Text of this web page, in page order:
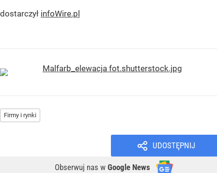
dostarczył infoWire.pl
Firmy i rynki
UDOSTĘPNIJ
Obserwuj nas w Google News